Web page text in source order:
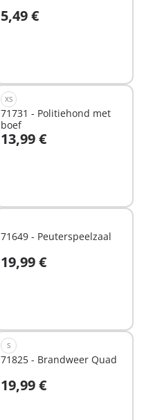
5,49 €
In winkelwagen
XS
71731 - Politiehond met
boef
13,99 €
In winkelwagen
71649 - Peuterspeelzaal
19,99 €
In winkelwagen
S
71825 - Brandweer Quad
19,99 €
In winkelwagen